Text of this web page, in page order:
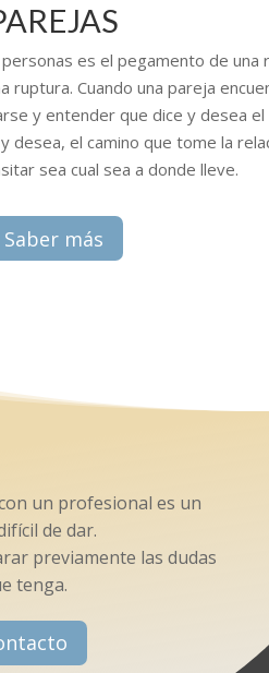
es el pegamento de una
ruptura. Cuando una pareja
y entender que dice y desea
desea, el camino que tome la
sea cual sea a donde lleve.
Saber más
un profesional es un
de dar.
previamente las dudas
tenga.